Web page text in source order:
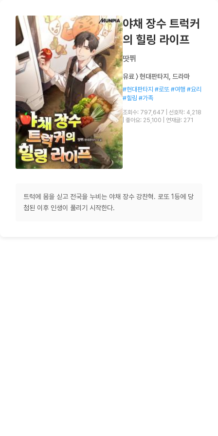
야채 장수 트럭커
의 힐링 라이프
땃쮜
유료 〉 현대판타지, 드라마
#현대판타지 #로또 #여행 #요리
#힐링 #가족
조회수: 797,647
선호작: 4,218
좋아요: 25,100 연재글: 271
트럭에 몸을 싣고 전국을 누비는 야채 장수 강찬혁. 로또 1등에 당
첨된 이후 인생이 풀리기 시작한다.